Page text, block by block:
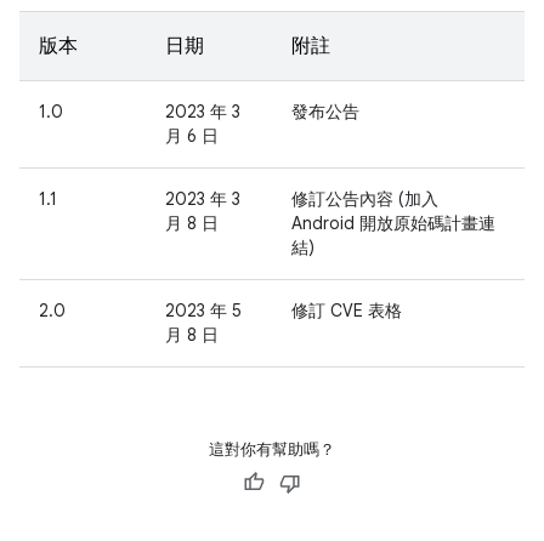
版本 日期 附註
1.0
2023 年 3
月 6 日
發布公告
1.1
2023 年 3
月 8 日
修訂公告內容 (加入
Android 開放原始碼計畫連
結)
2.0
2023 年 5
月 8 日
修訂 CVE 表格
這對你有幫助嗎？